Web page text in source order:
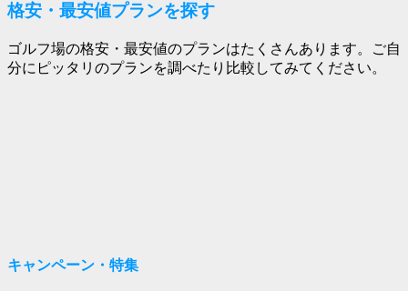
格安・最安値プランを探す
ゴルフ場の格安・最安値のプランはたくさんあります。ご自
分にピッタリのプランを調べたり比較してみてください。
キャンペーン・特集